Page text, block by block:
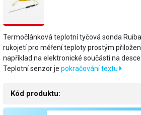
Termočlánková teplotní tyčová sonda
rukojetí pro měření teploty prostým
například na elektronické součásti na
Teplotní senzor je pokračování textu
Kód produktu: